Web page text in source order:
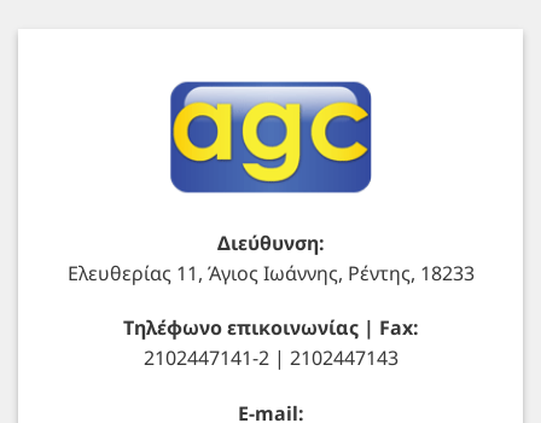
Διεύθυνση:
Ελευθερίας 11, Άγιος Ιωάννης, Ρέντης, 18233
Τηλέφωνο επικοινωνίας | Fax:
2102447141-2 | 2102447143
E-mail: